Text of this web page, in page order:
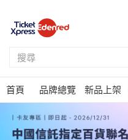
首頁 品牌總覽 新品上架